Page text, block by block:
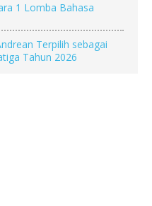
1 Lomba Bahasa
Terpilih sebagai
Tahun 2026